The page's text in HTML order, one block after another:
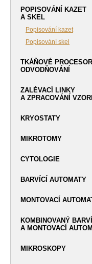
POPISOVÁNÍ KAZET
A SKEL
Popisování kazet
Popisování skel
TKÁŇOVÉ
ODVODŇOVÁNÍ
ZALÉVACÍ LINKY
A ZPRACOVÁNÍ
KRYOSTATY
MIKROTOMY
CYTOLOGIE
BARVÍCÍ AUTOMATY
MONTOVACÍ
KOMBINOVANÝ
A MONTOVACÍ
MIKROSKOPY